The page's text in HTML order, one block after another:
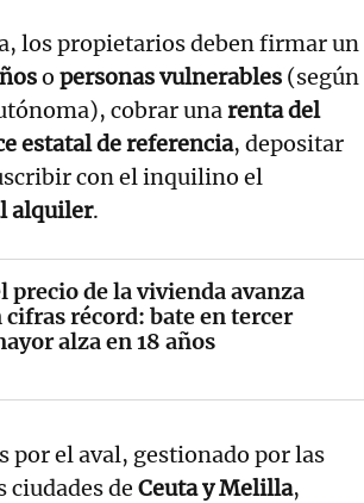
los propietarios deben firmar un
o personas vulnerables (según
cobrar unarenta del
estatal de referencia, depositar
con el inquilino el
alquiler.
precio de la vivienda avanza
récord: bate en tercer
alza en 18 años
por el aval, gestionado por las
ciudades de Ceuta y Melilla,